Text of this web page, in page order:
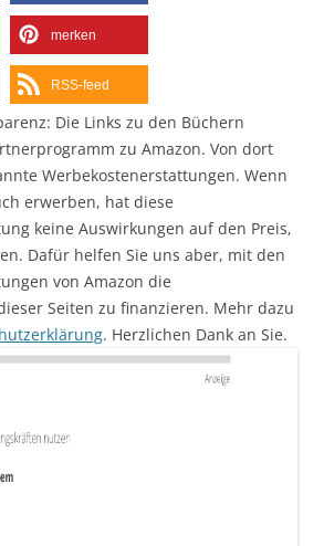
merken
RSS-feed
Die Links zu den Büchern
zu Amazon. Von dort
Werbekostenerstattungen. Wenn
erwerben, hat diese
keine Auswirkungen auf den Preis,
Dafür helfen Sie uns aber, mit den
von Amazon die
Seiten zu finanzieren. Mehr dazu
. Herzlichen Dank an Sie.